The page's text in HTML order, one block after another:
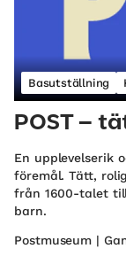
Basutställning
POST –
En upplevelserik
föremål. Tätt,
från 1600-talet
barn.
Postmuseum |